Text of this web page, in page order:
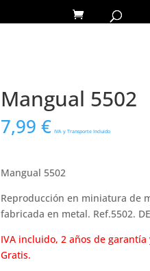
Mangual 5502
7,99 € IVA y Transporte Incluido
Mangual 5502
Reproducción en miniatura de
fabricada en metal. Ref.5502.
IVA incluido, 2 años de garantía
Gratis.